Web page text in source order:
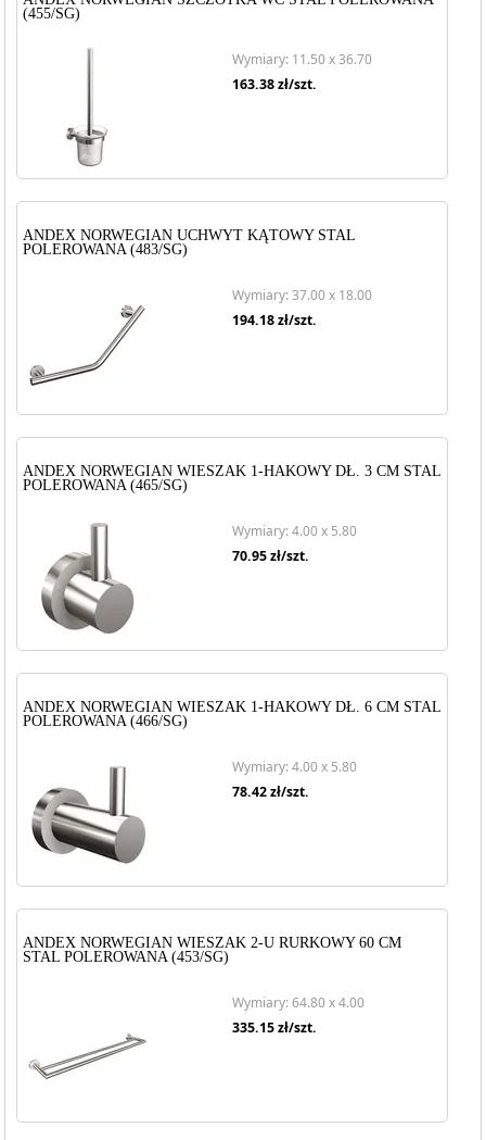
(455/SG)
Wymiary: 11.50 x 36.70
163.38zł/szt.
ANDEX NORWEGIAN UCHWYT KĄTOWY STAL
POLEROWANA (483/SG)
Wymiary: 37.00 x 18.00
194.18zł/szt.
ANDEX NORWEGIAN WIESZAK 1-HAKOWY DŁ. 3 CM STAL
POLEROWANA (465/SG)
Wymiary: 4.00 x 5.80
70.95zł/szt.
ANDEX NORWEGIAN WIESZAK 1-HAKOWY DŁ. 6 CM STAL
POLEROWANA (466/SG)
Wymiary: 4.00 x 5.80
78.42zł/szt.
ANDEX NORWEGIAN WIESZAK 2-U RURKOWY 60 CM
STAL POLEROWANA (453/SG)
Wymiary: 64.80 x 4.00
335.15zł/szt.